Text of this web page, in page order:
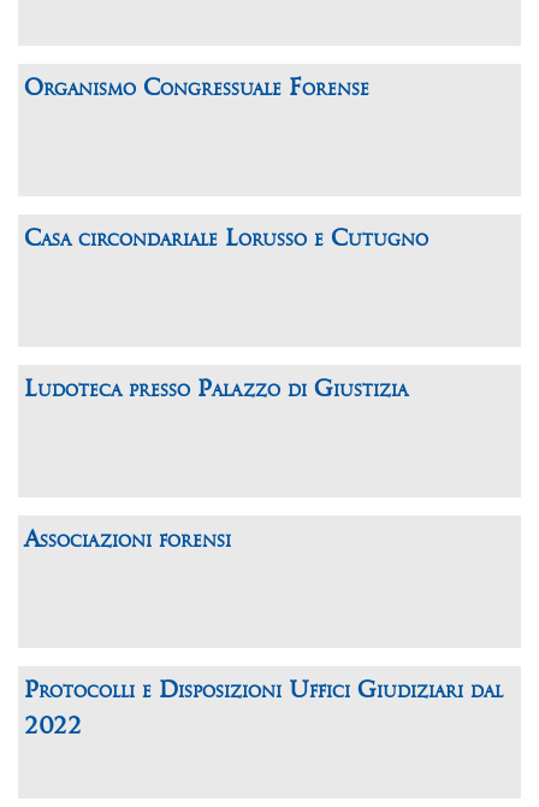
Organismo Congressuale Forense
Casa circondariale Lorusso e Cutugno
Ludoteca presso Palazzo di Giustizia
Associazioni forensi
Protocolli e Disposizioni Uffici Giudiziari dal
2022